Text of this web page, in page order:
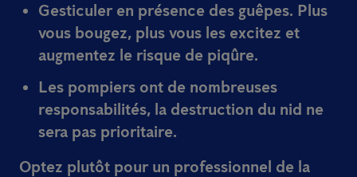
Gesticuler en présence des guêpes. Plus
vous bougez, plus vous les excitez et
augmentez le risque de piqûre.
Les pompiers ont de nombreuses
responsabilités, la destruction du nid ne
sera pas prioritaire.
Optez plutôt pour un professionnel de la